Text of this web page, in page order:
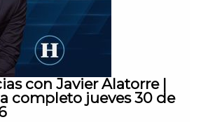
con Javier Alatorre |
completo jueves 30 de